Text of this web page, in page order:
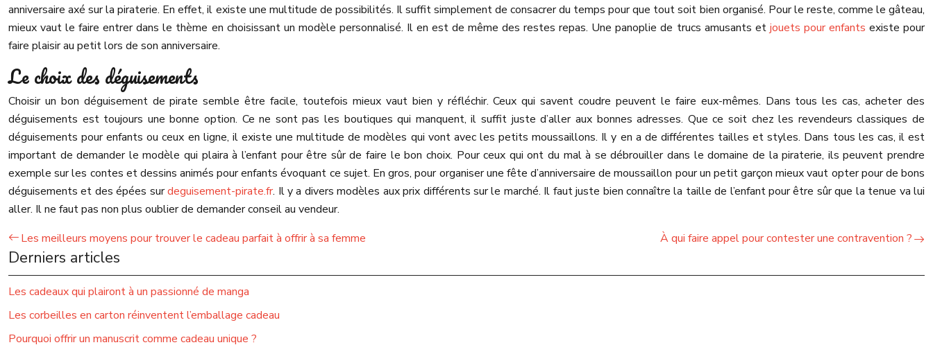
anniversaire axé sur la piraterie. En effet, il existe une multitude de possibilités. Il suffit simplement de consacrer du temps pour que tout soit bien organisé. Pour le reste, comme le gâteau,
mieux vaut le faire entrer dans le thème en choisissant un modèle personnalisé. Il en est de même des restes repas. Une panoplie de trucs amusants et jouets pour enfants existe pour
faire plaisir au petit lors de son anniversaire.
Le choix des déguisements
Choisir un bon déguisement de pirate semble être facile, toutefois mieux vaut bien y réfléchir. Ceux qui savent coudre peuvent le faire eux-mêmes. Dans tous les cas, acheter des
déguisements est toujours une bonne option. Ce ne sont pas les boutiques qui manquent, il suffit juste d’aller aux bonnes adresses. Que ce soit chez les revendeurs classiques de
déguisements pour enfants ou ceux en ligne, il existe une multitude de modèles qui vont avec les petits moussaillons. Il y en a de différentes tailles et styles. Dans tous les cas, il est
important de demander le modèle qui plaira à l’enfant pour être sûr de faire le bon choix. Pour ceux qui ont du mal à se débrouiller dans le domaine de la piraterie, ils peuvent prendre
exemple sur les contes et dessins animés pour enfants évoquant ce sujet. En gros, pour organiser une fête d’anniversaire de moussaillon pour un petit garçon mieux vaut opter pour de bons
déguisements et des épées surdeguisement-pirate.fr. Il y a divers modèles aux prix différents sur le marché. Il faut juste bien connaître la taille de l’enfant pour être sûr que la tenue va lui
aller. Il ne faut pas non plus oublier de demander conseil au vendeur.
Les meilleurs moyens pour trouver le cadeau parfait à offrir à sa femme
À qui faire appel pour contester une contravention ?
Derniers articles
Les cadeaux qui plairont à un passionné de manga
Les corbeilles en carton réinventent l’emballage cadeau
Pourquoi offrir un manuscrit comme cadeau unique ?